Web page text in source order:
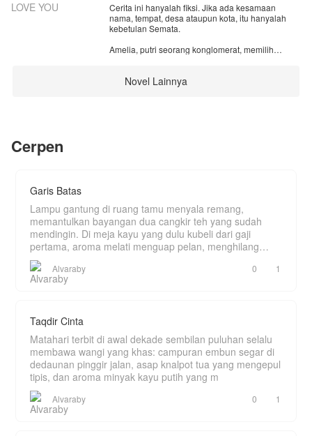
limbung ke tanah. Entah apa yang harus aku
lakukan setelah ini.
ternyata wanita yang dinikahi suamiku merupakan
tidak bisa memberikan anak.
ini disembunyikan.
Dan semakin aku bertahan di rumah itu, semakin
banyak rahasia.
Cerita ini hanyalah fiksi. Jika ada kesamaan
nama, tempat, desa ataupun kota, itu hanyalah
kebetulan Semata.
Amelia, putri seorang konglomerat, memilih
Penolakan Amelia terhadap perjodohan yang
Di tengah kesederhanaan desa, Amelia
menemukan cinta pada seorang pemuda yang
menjadi kepala desa. Namun, kebahagiaannya
terancam karena keluarga sang kepala desa yang
menganggapnya rendah karena mengira dirinya
Novel Lainnya
Cerpen
Garis Batas
Lampu gantung di ruang tamu menyala remang,
memantulkan bayangan dua cangkir teh yang sudah
mendingin. Di meja kayu yang dulu kubeli dari gaji
pertama, aroma melati menguap pelan, menghilang
ditelan k
Alvaraby 0 1
Taqdir Cinta
Matahari terbit di awal dekade sembilan puluhan selalu
membawa wangi yang khas: campuran embun segar di
dedaunan pinggir jalan, asap knalpot tua yang mengepul
tipis, dan aroma minyak kayu putih yang m
Alvaraby 0 1